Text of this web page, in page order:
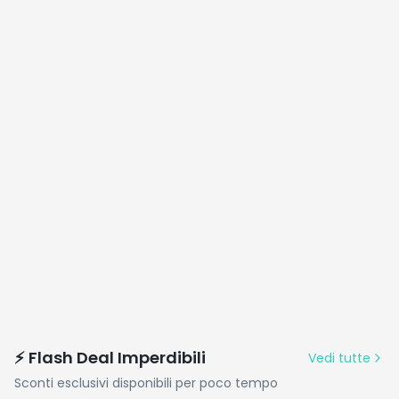
⚡ Flash Deal Imperdibili
Vedi tutte
Sconti esclusivi disponibili per poco tempo